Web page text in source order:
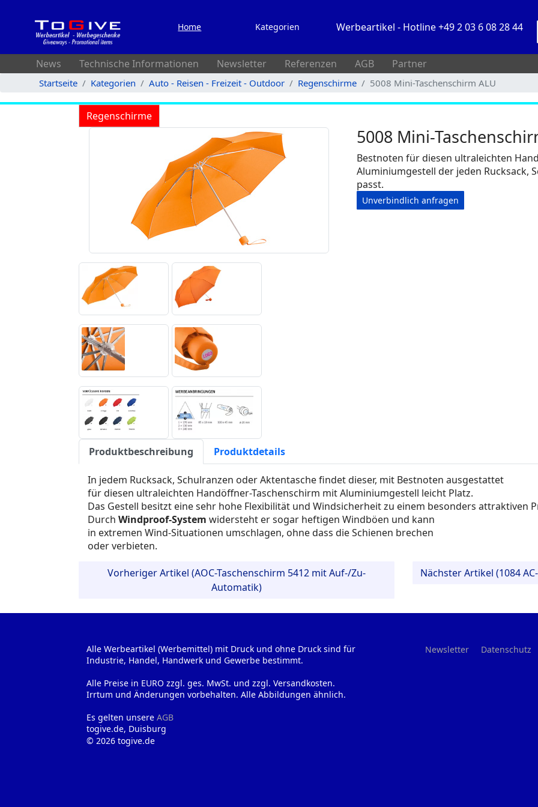
Home Kategorien Werbeartikel - Hotline +49 2 03 6 08 28 44
News Technische Informationen Newsletter Referenzen AGB Partner
Startseite Kategorien Auto - Reisen - Freizeit - Outdoor Regenschirme 5008 Mini-Taschenschirm ALU
Regenschirme
5008 Mini-
Bestnoten für diesen ultraleichten
Aluminiumgestell der jeden Rucksack,
passt.
Unverbindlich anfragen
Produktbeschreibung Produktdetails
In jedem Rucksack, Schulranzen oder Aktentasche findet dieser, mit Bestnoten ausgestattet
für diesen ultraleichten Handöffner-Taschenschirm mit Aluminiumgestell leicht Platz.
Das Gestell besitzt eine sehr hohe Flexibilität und Windsicherheit zu einem besonders attraktiven
Durch Windproof-System widersteht er sogar heftigen Windböen und kann
in extremen Wind-Situationen umschlagen, ohne dass die Schienen brechen
oder verbieten.
Vorheriger Artikel (AOC-Taschenschirm 5412 mit Auf-/Zu-
Automatik)
Nächster Artikel (1084
Alle Werbeartikel (Werbemittel) mit Druck und ohne Druck sind für
Industrie, Handel, Handwerk und Gewerbe bestimmt.
Alle Preise in EURO zzgl. ges. MwSt. und zzgl. Versandkosten.
Irrtum und Änderungen vorbehalten. Alle Abbildungen ähnlich.
Es gelten unsere AGB
togive.de, Duisburg
© 2026 togive.de
Newsletter Datenschutz